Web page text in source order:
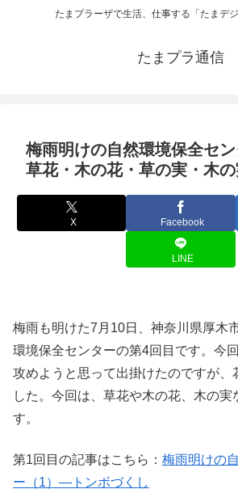
たまプラーザで生活、仕事する「たまデジ
たまプラ通信
梅雨明けの自然環境保全セ
草花・木の花・草の実・木
X Facebook
LINE
梅雨も明けた7月10日、神奈川県厚木
環境保全センターの第4回目です。今
攻めようと思って出掛けたのですが、
した。今回は、草花や木の花、木の実
す。
第1回目の記事はこちら： 梅雨明けの
ー（1）―トンボづくし